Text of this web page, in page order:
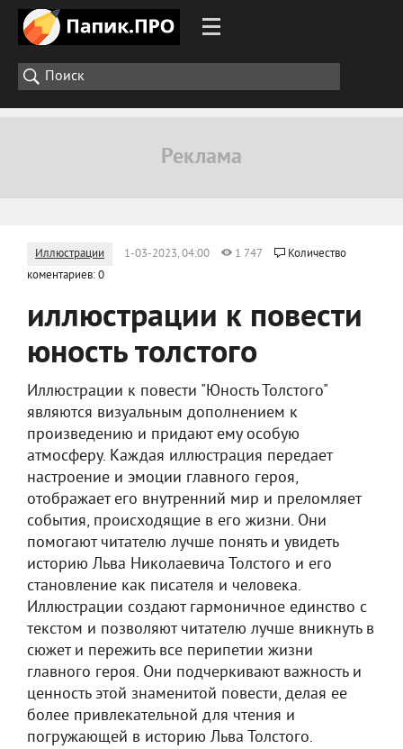
Иллюстрации 1-03-2023, 04:00 1 747
Количество
коментариев: 0
иллюстрации к повести
юность толстого
Иллюстрации к повести "Юность Толстого"
являются визуальным дополнением к
произведению и придают ему особую
атмосферу. Каждая иллюстрация передает
настроение и эмоции главного героя,
отображает его внутренний мир и преломляет
события, происходящие в его жизни. Они
помогают читателю лучше понять и увидеть
историю Льва Николаевича Толстого и его
становление как писателя и человека.
Иллюстрации создают гармоничное единство с
текстом и позволяют читателю лучше вникнуть в
сюжет и пережить все перипетии жизни
главного героя. Они подчеркивают важность и
ценность этой знаменитой повести, делая ее
более привлекательной для чтения и
погружающей в историю Льва Толстого.